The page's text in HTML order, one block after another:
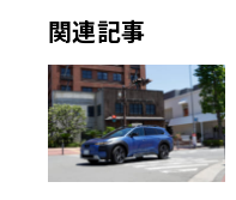
関連記事